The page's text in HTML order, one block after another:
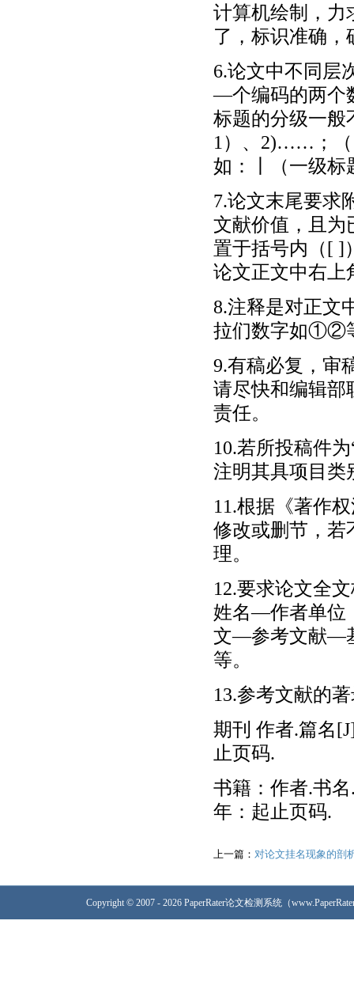
计算机绘制，力
了，标识准确
6.论文中不同层
—个编码的两个
标题的分级一般
1）、2)……；
如：丨（一级标
7.论文末尾要求
文献价值，且为
置于括号内（[ ]
论文正文中右上
8.注释是对正文
拉们数字如①②
9.有稿必复，审
请尽快和编辑部
责任。
10.若所投稿件
注明其具项目类
11.根据《著作
修改或删节，若
理。
12.要求论文全
姓名—作者单位
文—参考文献—
等。
13.参考文献的
期刊 作者.篇名
止页码.
书籍：作者.书
年：起止页码.
上一篇： 对论文挂名现象的剖
Copyright © 2007 - 2026 PaperRater论文检测系统（